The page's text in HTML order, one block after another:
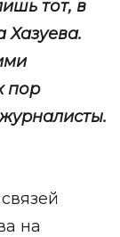
тот, в
Хазуева.
пор
на